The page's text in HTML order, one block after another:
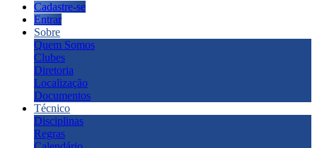
Cadastre-se
Entrar
Sobre
Quem Somos
Clubes
Diretoria
Localização
Documentos
Técnico
Disciplinas
Regras